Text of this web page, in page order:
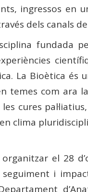
ingressos en
dels canals
fundada
La Bioètica
temes com ara
cures
clima
el 28
i